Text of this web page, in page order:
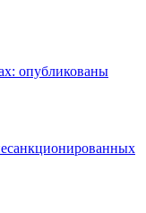
опубликованы